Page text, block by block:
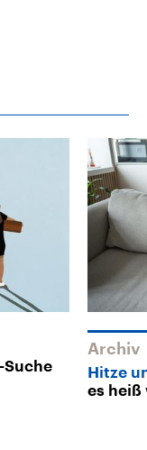
Suche
Archiv
Hitze
es heiß